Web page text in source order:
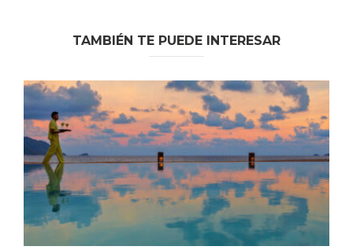
TAMBIÉN TE PUEDE INTERESAR